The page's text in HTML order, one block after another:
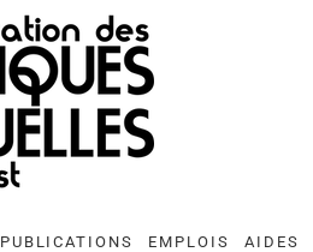
PUBLICATIONS EMPLOIS AIDES